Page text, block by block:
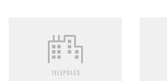
TELEPÜLÉS